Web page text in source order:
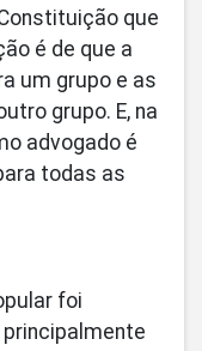
que
é de que a
um grupo e as
grupo. E, na
advogado é
todas as
foi